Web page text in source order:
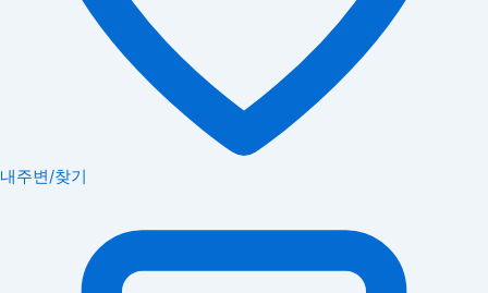
내주변/찾기